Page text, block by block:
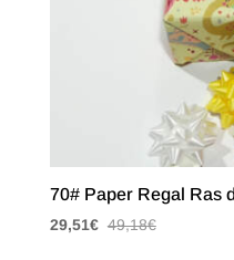
70# Paper Regal Ras
29,51€ 49,18€